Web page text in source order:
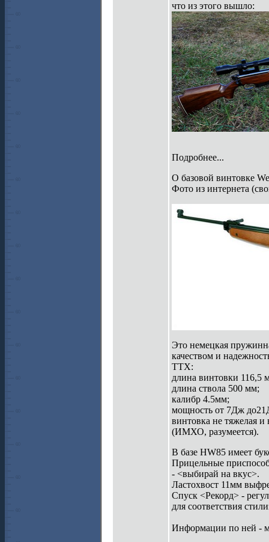
что из этого вышло:
Подробнее...
О базовой винтовке
Фото из интернета
Это немецкая
качеством и
ТТХ:
длина винтовки 116,5
длина ствола 500 мм;
калибр 4.5мм;
мощность от 7Дж
винтовка не тяжелая и
(ИМХО, разумеется).
В базе HW85 имеет
Прицельные
- <выбирай на вкус>.
Ластохвост 11мм
Спуск <Рекорд> -
для соответствия
Информации по ней -